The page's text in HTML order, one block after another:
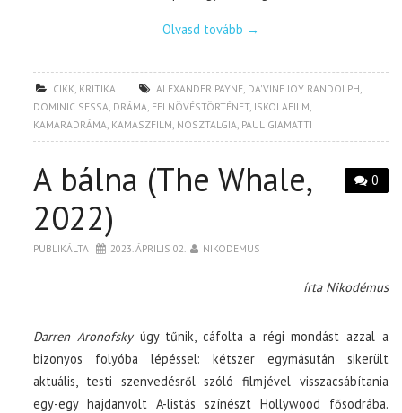
Olvasd tovább →
CIKK KRITIKA ALEXANDER PAYNE DA'VINE JOY RANDOLPH
DOMINIC SESSA DRÁMA FELNÖVÉSTÖRTÉNET, ISKOLAFILM
KAMARADRÁMA KAMASZFILM NOSZTALGIA PAUL GIAMATTI
0
A bálna (The Whale,
2022)
PUBLIKÁLTA 2023. ÁPRILIS 02. NIKODEMUS
írta Nikodémus
Darren Aronofskyúgy tűnik, cáfolta a régi mondást azzal a
bizonyos folyóba lépéssel: kétszer egymásután sikerült
aktuális, testi szenvedésről szóló filmjével visszacsábítania
egy-egy hajdanvolt A-listás színészt Hollywood fősodrába.